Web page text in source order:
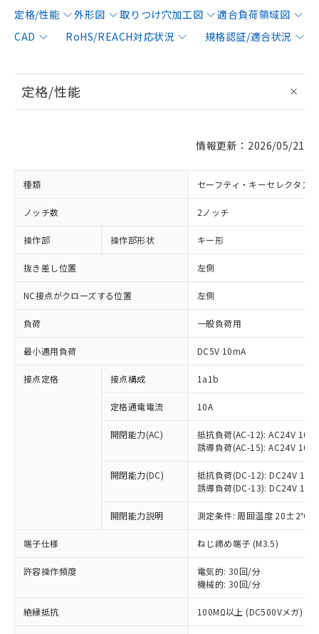
定格/性能 外形図 取りつけ穴加工図
適合負荷領域図
CAD
RoHS/REACH対応状況 規格認証/適合状況
定格/性能
情報更新：2026/05/21
種類 セーフティ・キーセレクタス
ノッチ数 2ノッチ
操作部 操作部形状 キー形
抜き差し位置 左側
NC接点がクローズする位置 左側
負荷 一般負荷用
最小適用負荷 DC5V 10mA
接点定格 接点構成 1a1b
定格通電電流 10A
開閉能力(AC)
抵抗負荷(AC-12): AC24V
誘導負荷(AC-15): AC24V
開閉能力(DC)
抵抗負荷(DC-12): DC24V
誘導負荷(DC-13): DC24V
開閉能力説明 測定条件: 周囲温度 20±2℃
端子仕様 ねじ締め端子 (M3.5)
許容操作頻度
電気的: 30回/分
機械的: 30回/分
絶縁抵抗 100MΩ以上 (DC500Vメガ)
ご利用条件
以下の条件をお読みいただき、同意のうえ
※1 対応状況
対応済み：EU RoHS指令（10物質）の
非含有に対応した製品が提供可能な商品で
す。
対応予定：EU RoHS指令（10物質）の非含
有に対応した製品に切り替える予定のある
対応予定なし：EU RoHS指令（10物質）の
非含有に非対応の商品で、対応品を出す予